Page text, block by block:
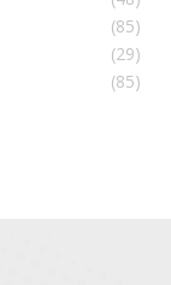
(85)
(29)
(85)